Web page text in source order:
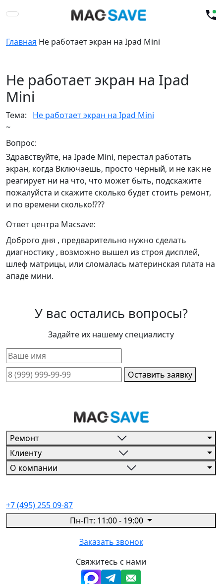
Главная Не работает экран на Ipad Mini
Не работает экран на Ipad
Mini
Тема:
Не работает экран на Ipad Mini
~
Вопрос:
Здравствуйте, на Ipade Mini, перестал работать
экран, когда Включаешь, просто чёрный, и не как не
реагирует ни на что, что может быть, подскажите
пожалуйста и скажите сколько будет стоить ремонт,
и по времени сколько!???
Ответ центра Macsave:
Доброго дня , предварительно нужно сделать
диагностику , возможно вышел из строя дисплей,
шлеф матрицы, или сломалась материнская плата на
ападе мини.
У вас остались вопросы?
Задайте их нашему специалисту
Оставить заявку
Ремонт
Клиенту
О компании
+7 (495) 255 09-87
Пн-Пт: 11:00 - 19:00
Заказать звонок
Свяжитесь с нами